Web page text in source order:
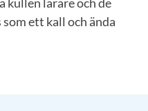
ett kall och ända